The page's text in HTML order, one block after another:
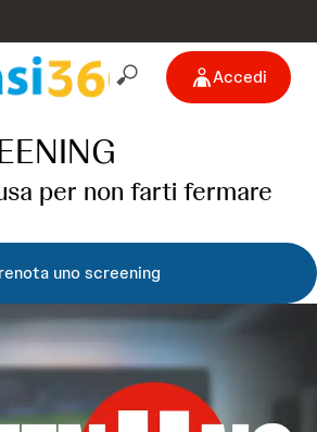
Accedi
per non farti fermare
uno screening